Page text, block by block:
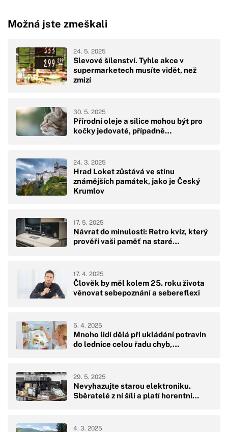
Možná jste zmeškali
Slevové šílenství. Tyhle akce v
supermarketech musíte vidět, než
zmizí
24. 5. 2025
Přírodní oleje a silice mohou být pro
kočky jedovaté, případně…
30. 5. 2025
Hrad Loket zůstává ve stínu
známějších památek, jako je Český
Krumlov
24. 3. 2025
Návrat do minulosti: Retro kvíz, který
prověří vaši paměť na staré…
17. 5. 2025
Člověk by měl kolem 25. roku života
věnovat sebepoznání a sebereflexi
17. 4. 2025
Mnoho lidí dělá při ukládání potravin
do lednice celou řadu chyb,…
5. 4. 2025
Nevyhazujte starou elektroniku.
Sběratelé z ní šílí a platí horentní…
29. 5. 2025
4. 3. 2025